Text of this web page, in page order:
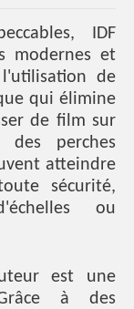
IDF
modernes et
l'utilisation de
qui élimine
de film sur
des perches
atteindre
sécurité,
ou
est une
à des